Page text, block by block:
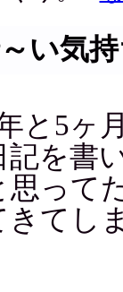
い気
と5ヶ
記を書
思って
きてし